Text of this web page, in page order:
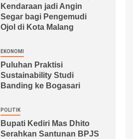
Kendaraan jadi Angin
Segar bagi Pengemudi
Ojol di Kota Malang
EKONOMI
Puluhan Praktisi
Sustainability Studi
Banding ke Bogasari
POLITIK
Bupati Kediri Mas Dhito
Serahkan Santunan BPJS